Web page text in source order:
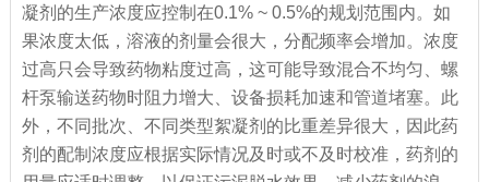
凝剂的生产浓度应控制在0.1% ~ 0.5%的规划范围内。如
果浓度太低，溶液的剂量会很大，分配频率会增加。浓度
过高只会导致药物粘度过高，这可能导致混合不均匀、螺
杆泵输送药物时阻力增大、设备损耗加速和管道堵塞。此
外，不同批次、不同类型絮凝剂的比重差异很大，因此药
剂的配制浓度应根据实际情况及时或不及时校准，药剂的